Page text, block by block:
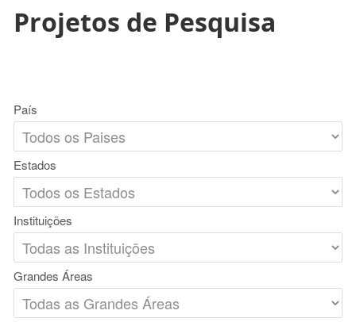
Projetos de Pesquisa
País
Estados
Instituições
Grandes Áreas